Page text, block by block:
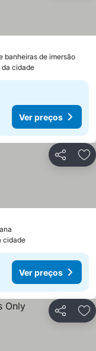
banheiras de imersãoVer
da cidade
Ver preços
Partilhar
cidade
Ver preços
Partilhar